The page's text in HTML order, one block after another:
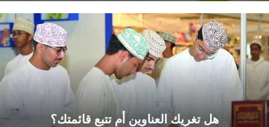
هل تغريك العناوين أم تتبع قائمتك؟